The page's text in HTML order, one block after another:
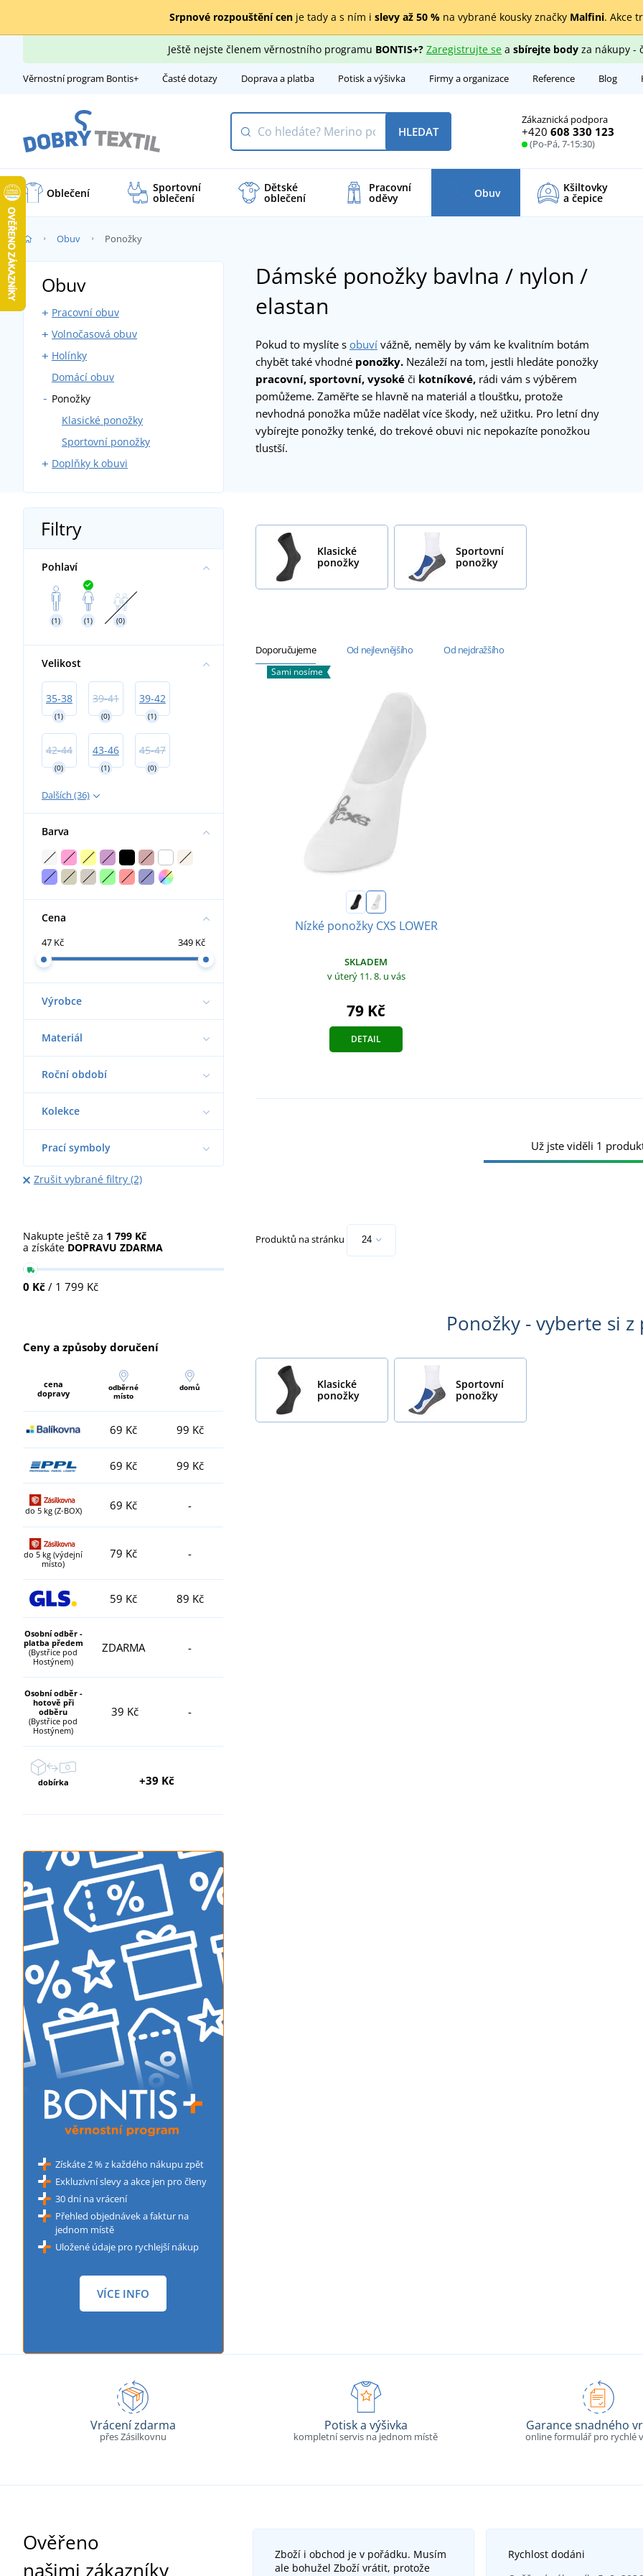
Srpnové rozpouštění cenje tady a s ním i slevy až 50 %na vybrané kousky značky Malfini. Akce
Ještě nejste členem věrnostního programu BONTIS+? Zaregistrujte sea sbírejte bodyza nákupy -
Věrnostní program Bontis+ Časté dotazy Doprava a platba Potisk a výšivka Firmy a organizace Reference Blog
Zákaznická podpora
+420 608 330 123
(Po-Pá, 7-15:30)
HLEDAT
Oblečení Sportovní
oblečení
Dětské
oblečení
Pracovní
oděvy Obuv Kšiltovky
a čepice
Obuv Ponožky
Dámské ponožky bavlna / nylon /
elastan
Pokud to myslíte s obuví vážně, neměly by vám ke kvalitním botám
chybět také vhodné ponožky. Nezáleží na tom, jestli hledáte ponožky
pracovní, sportovní, vysoké či kotníkové, rádi vám s výběrem
pomůžeme. Zaměřte se hlavně na materiál a tloušťku, protože
nevhodná ponožka může nadělat více škody, než užitku. Pro letní dny
vybírejte ponožky tenké, do trekové obuvi nic nepokazíte ponožkou
tlustší.
Klasické
ponožky
Sportovní
ponožky
Obuv
Pracovní obuv
Nízká obuv
Kotníková obuv
Farmářky
Tenisky
Pracovní sandály
Pracovní nazouváky
Široká pracovní obuv
Volnočasová obuv
Treková obuv
Softshellová obuv
Vycházková obuv
Sandály
Nazouváky
Barefoot
Holínky
Rybářské holínky
Domácí obuv
Ponožky
Klasické ponožky
Sportovní ponožky
Doplňky k obuvi
Vložky do bot
Péče o obuv
Filtry
Pohlaví
(1) (1) (0)
Velikost
35-38
(1)
39-41
(0)
39-42
(1)
42-44
(0)
43-46
(1)
45-47
(0)
Dalších (36)
Barva
Cena
47 Kč 349 Kč
Výrobce
Materiál
Roční období
Kolekce
Prací symboly
Zrušit vybrané filtry (2)
Nakupte ještě za 1 799 Kč
a získáte DOPRAVU ZDARMA
0 Kč / 1 799 Kč
Ceny a způsoby doručení
cena
dopravy
odběrné
místo
domů
69 Kč 99 Kč
69 Kč 99 Kč
do 5 kg (Z-BOX) 69 Kč -
do 5 kg (výdejní
místo)
79 Kč -
59 Kč 89 Kč
Osobní odběr -
platba předem
(Bystřice pod
Hostýnem)
ZDARMA -
Osobní odběr -
hotově při
odběru
(Bystřice pod
Hostýnem)
39 Kč -
dobírka +39 Kč
Získáte 2 % z každého nákupu zpět
Exkluzivní slevy a akce jen pro členy
30 dní na vrácení
Přehled objednávek a faktur na
jednom místě
Uložené údaje pro rychlejší nákup
VÍCE INFO
Doporučujeme Od nejlevnějšího Od nejdražšího
Sami nosíme
Nízké ponožky CXS LOWER
SKLADEM
v úterý 11. 8. u vás
79 Kč
DETAIL
Už jste viděli 1
Produktů na stránku
Ponožky - vyberte si
Klasické
ponožky
Sportovní
ponožky
Vrácení zdarma
přes Zásilkovnu
Potisk a výšivka
kompletní servis na jednom místě
Garance snadného
online formulář pro rychlé
Ověřeno
našimi zákazníky
Zboží i obchod je v pořádku. Musím
ale bohužel Zboží vrátit, protože
Rychlost dodáni